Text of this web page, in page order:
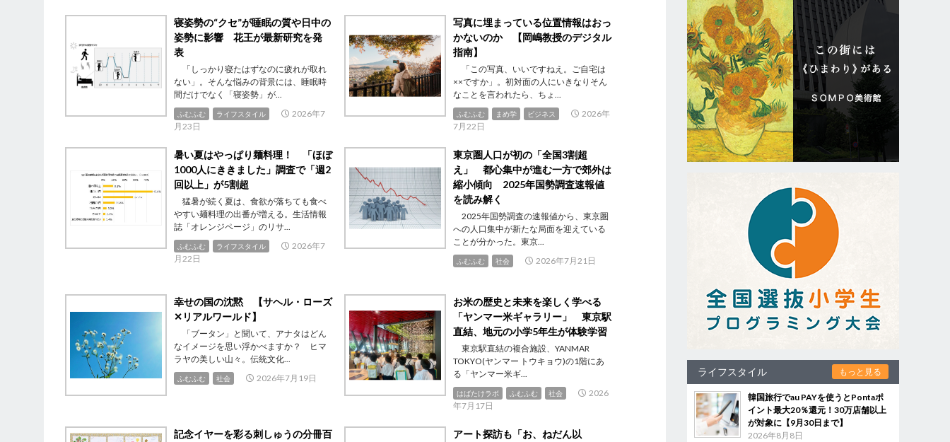
寝姿勢の“クセ”が睡眠の質や日中の
姿勢に影響 花王が最新研究を発
表
「しっかり寝たはずなのに疲れが取れ
ない」。そんな悩みの背景には、睡眠時
間だけでなく「寝姿勢」が...
ふむふむ ライフスタイル
2026年7
月23日
写真に埋まっている位置情報はおっ
かないのか 【岡嶋教授のデジタル
指南】
「この写真、いいですねえ。ご自宅は
××ですか」。初対面の人にいきなりそん
なことを言われたら、ちょ...
ふむふむ まめ学 ビジネス
2026年
7月22日
暑い夏はやっぱり麺料理！ 「ほぼ
1000人にききました」調査で「週2
回以上」が5割超
猛暑が続く夏は、食欲が落ちても食べ
やすい麺料理の出番が増える。生活情報
誌「オレンジページ」のリサ...
ふむふむ ライフスタイル
2026年7
月22日
東京圏人口が初の「全国3割超
え」 都心集中が進む一方で郊外は
縮小傾向 2025年国勢調査速報値
を読み解く
2025年国勢調査の速報値から、東京圏
への人口集中が新たな局面を迎えている
ことが分かった。東京...
ふむふむ 社会 2026年7月21日
幸せの国の沈黙 【サヘル・ローズ
✕リアルワールド】
「ブータン」と聞いて、アナタはどん
なイメージを思い浮かべますか？ ヒマ
ラヤの美しい山々。伝統文化...
ふむふむ 社会 2026年7月19日
お米の歴史と未来を楽しく学べる
「ヤンマー米ギャラリー」 東京駅
直結、地元の小学5年生が体験学習
東京駅直結の複合施設、YANMAR
TOKYO(ヤンマー トウキョウ)の1階にあ
る「ヤンマー米ギ...
はばたけラボ ふむふむ 社会
2026
年7月17日
記念イヤーを彩る刺しゅうの分冊百
アート探訪も「お、ねだん以
ライフスタイル もっと見る
韓国旅行でau PAYを使うとPontaポ
イント最大20％還元！30万店舗以上
が対象に【9月30日まで】
2026年8月8日